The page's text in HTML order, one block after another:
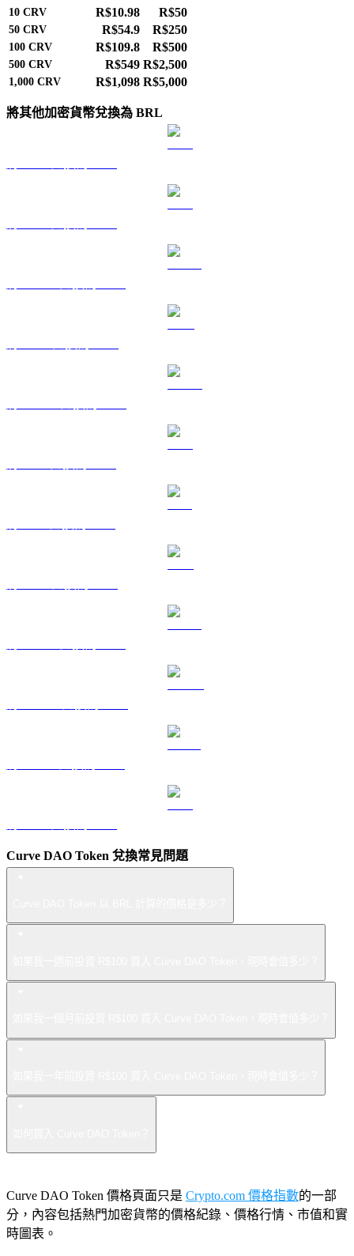
10 CRV R$10.98 R$50
50 CRV R$54.9 R$250
100 CRV R$109.8 R$500
500 CRV R$549 R$2,500
1,000 CRV R$1,098 R$5,000
將其他加密貨幣兌換為 BRL
Curve DAO Token 兌換常見問題
Curve DAO Token 價格頁面只是 Crypto.com 價格指數的一部
分，內容包括熱門加密貨幣的價格紀錄、價格行情、市值和實
時圖表。